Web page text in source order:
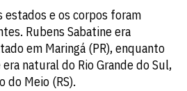
estados e os corpos foram
Rubens Sabatine era
em Maringá (PR), enquanto
natural do Rio Grande do Sul,
do Meio (RS).